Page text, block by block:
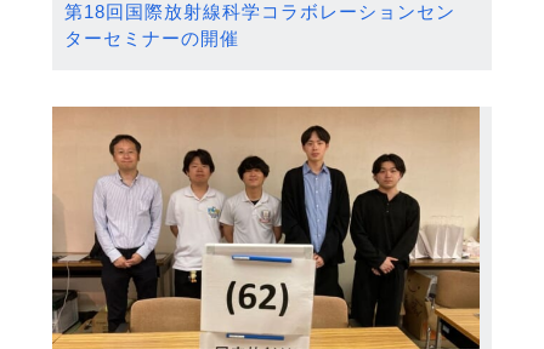
第18回国際放射線科学コラボレーションセン
ターセミナーの開催